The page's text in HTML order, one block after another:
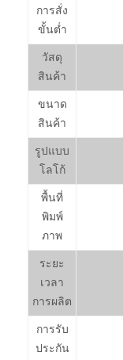
การสั่ง
ขั้นต่ำ
วัสดุ
สินค้า
ขนาด
สินค้า
รูปแบบ
โลโก้
พื้นที่
พิมพ์
ภาพ
ระยะ
เวลา
การผลิต
การรับ
ประกัน